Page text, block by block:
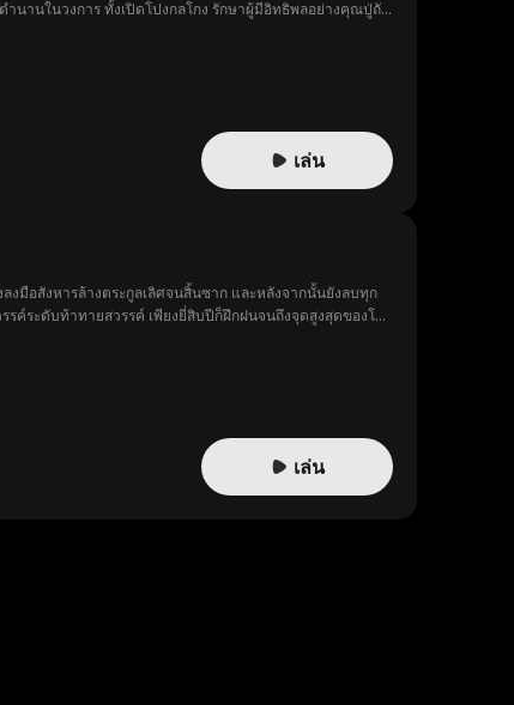
นานในวงการ ทั้งเปิดโปงกลโกง รักษาผู้มีอิทธิพลอย่างคุณปู่ถัง
เล่น
เล่น